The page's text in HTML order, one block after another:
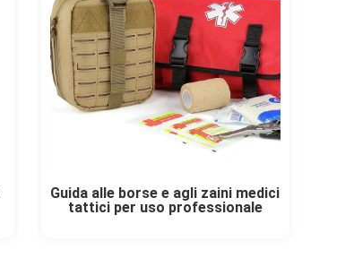
Guida alle borse e agli zaini medici
tattici per uso professionale